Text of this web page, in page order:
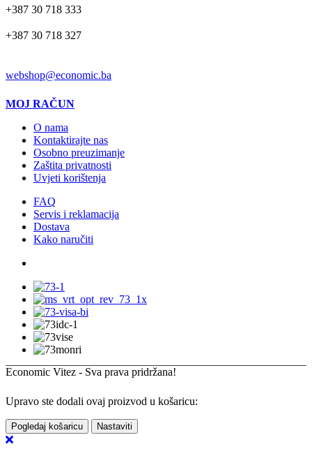
+387 30 718 333
+387 30 718 327
webshop@economic.ba
MOJ RAČUN
O nama
Kontaktirajte nas
Osobno preuzimanje
Zaštita privatnosti
Uvjeti korištenja
FAQ
Servis i reklamacija
Dostava
Kako naručiti
Economic Vitez - Sva prava pridržana!
Upravo ste dodali ovaj proizvod u košaricu:
Pogledaj košaricu Nastaviti